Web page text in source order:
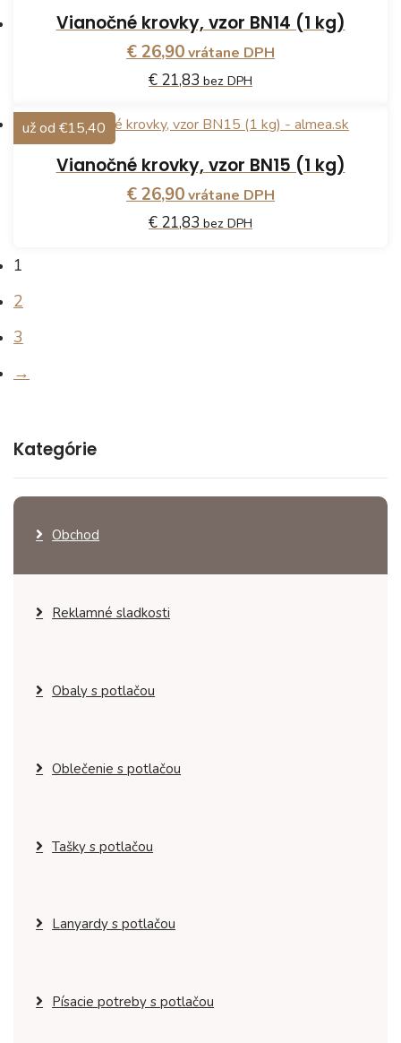
Vianočné krovky, vzor BN14 (1 kg)
€ 26,90vrátane DPH
€ 21,83 bez DPH
Vianočné krovky, vzor BN15 (1 kg)
€ 26,90vrátane DPH
€ 21,83 bez DPH
už od €15,40
1
2
3
→
Kategórie
Obchod
Reklamné sladkosti
Obaly s potlačou
Oblečenie s potlačou
Tašky s potlačou
Lanyardy s potlačou
Písacie potreby s potlačou